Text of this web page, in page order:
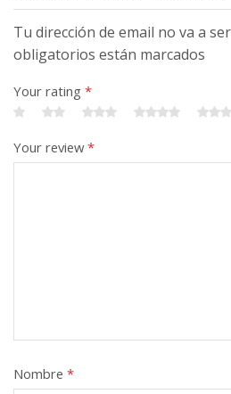
Tu dirección de email no va a
obligatorios están marcados
Your rating *
Your review*
Nombre *